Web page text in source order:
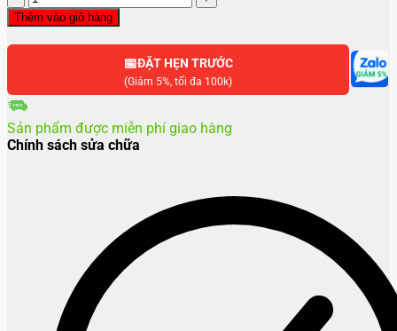
khung
viền
Samsung
số
Thêm vào giỏ hàng
📅ĐẶT HẸN TRƯỚC
(Giảm 5%, tối đa 100k)
Sản phẩm được miễn phí giao hàng
Chính sách sửa chữa